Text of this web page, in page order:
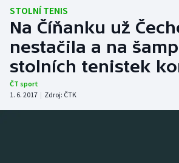
Fotbal
Hokej
Tenis
Atletika
STOLNÍ TENIS
Na Číňanku už
nestačila a na
stolních tenistek
ČT sport
1. 6. 2017 | Zdroj: ČTK